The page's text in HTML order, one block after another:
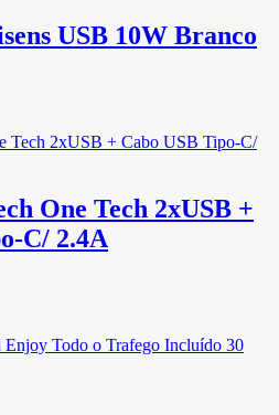
USB 10W Branco
One Tech 2xUSB +
C/ 2.4A